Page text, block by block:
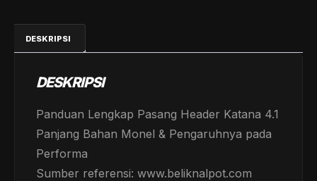
BAHAN
MONEL
quantity
DESKRIPSI
DESKRIPSI
Panduan Lengkap Pasang Header Katana 4.1
Panjang Bahan Monel & Pengaruhnya pada
Performa
Sumber referensi: www.beliknalpot.com